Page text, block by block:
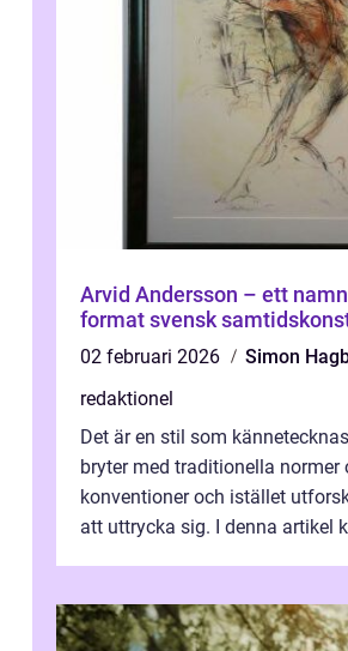
Arvid Andersson – ett
format svensk
02 februari 2026
Simon
redaktionel
Det är en stil som
bryter med traditionella normer
konventioner och istället
att uttrycka sig. I denna artikel